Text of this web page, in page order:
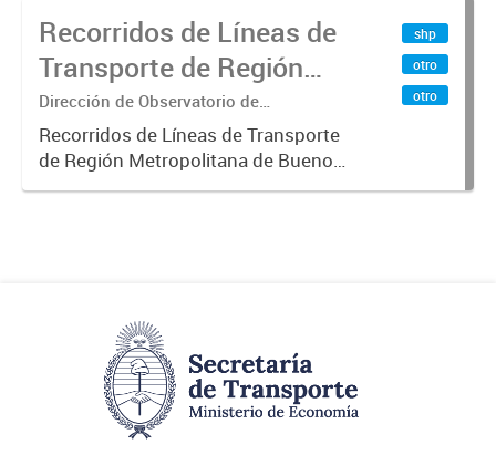
Recorridos de Líneas de
Transporte de Región
Metropolitana de
Buenos Aires (RMBA)
Dirección de Observatorio de
Transporte, Estudio y Sistemas
Recorridos de Líneas de Transporte
de Región Metropolitana de Buenos
Aires (RMBA).-
shp
otro
otro